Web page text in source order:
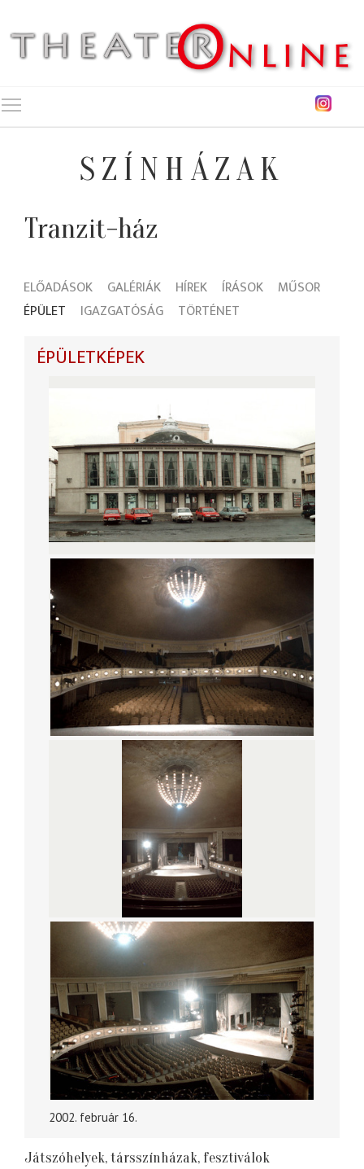
SZÍNHÁZAK
Tranzit-ház
ELŐADÁSOK GALÉRIÁK HÍREK ÍRÁSOK
MŰSOR
ÉPÜLET
IGAZGATÓSÁG TÖRTÉNET
ÉPÜLETKÉPEK
2002. február 16.
Játszóhelyek, társszínházak, fesztiválok